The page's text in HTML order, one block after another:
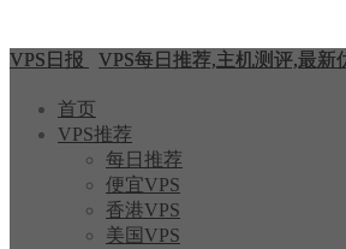
VPS日报 VPS每日推荐,主机测评,最新
首页
VPS推荐
每日推荐
便宜VPS
香港VPS
美国VPS